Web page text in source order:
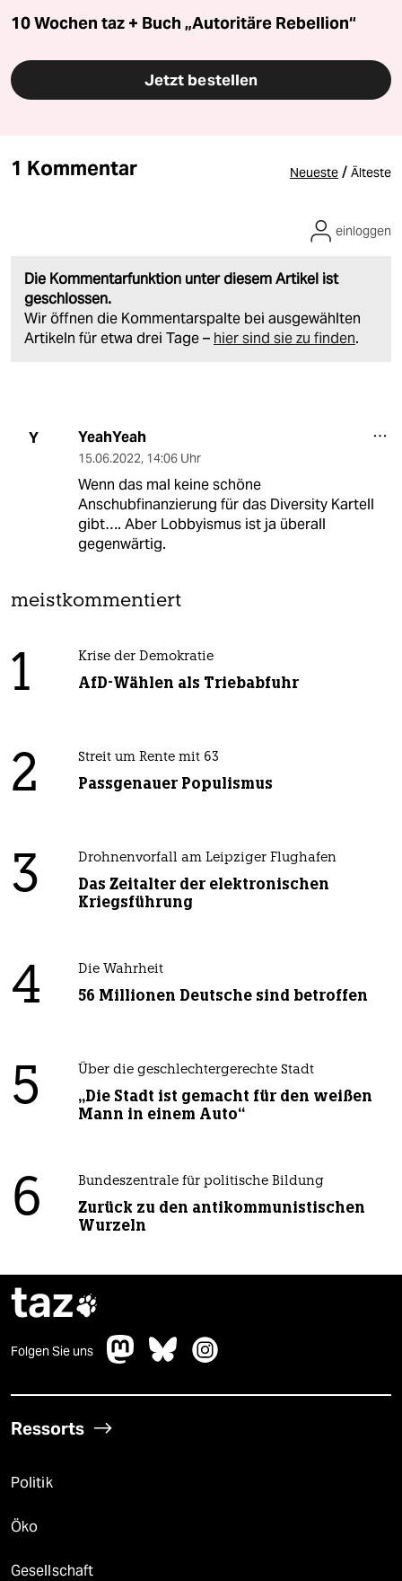
10 Wochen taz + Buch „Autoritäre Rebellion“
Jetzt bestellen
1 Kommentar Neueste / Älteste
Die Kommentarfunktion unter diesem Artikel ist
geschlossen.
Wir öffnen die Kommentarspalte bei ausgewählten
Artikeln für etwa drei Tage – hier sind sie zu finden.
einloggen
Y YeahYeah
15.06.2022, 14:06 Uhr
Wenn das mal keine schöne
Anschubfinanzierung für das Diversity Kartell
gibt…. Aber Lobbyismus ist ja überall
gegenwärtig.
meistkommentiert
1 Krise der Demokratie
AfD-Wählen als Triebabfuhr
2 Streit um Rente mit 63
Passgenauer Populismus
3 Drohnenvorfall am Leipziger Flughafen
Das Zeitalter der elektronischen
Kriegsführung
4 Die Wahrheit
56 Millionen Deutsche sind betroffen
5 Über die geschlechtergerechte Stadt
„Die Stadt ist gemacht für den weißen
Mann in einem Auto“
6 Bundeszentrale für politische Bildung
Zurück zu den antikommunistischen
Wurzeln
taz
Folgen Sie uns
Ressorts
Politik
Öko
Gesellschaft